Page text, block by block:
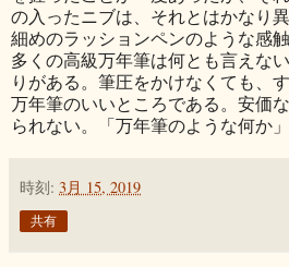
の入ったニブは、それとはかなり
細めのラッションペンのような感
多くの高級万年筆は何とも言えな
りがある。筆圧をかけなくても、
万年筆のいいところである。安価
られない。「万年筆のような何か
時刻: 3月 15, 2019
共有